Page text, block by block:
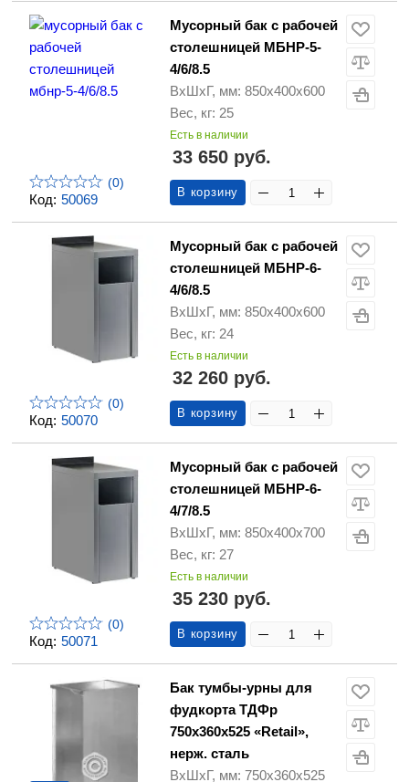
Код: 50069
(0)
Мусорный бак с рабочей
столешницей МБНР-5-
4/6/8.5
ВхШхГ, мм: 850х400х600
Вес, кг: 25
Есть в наличии
33 650 руб.
В корзину
Код: 50070
(0)
Мусорный бак с рабочей
столешницей МБНР-6-
4/6/8.5
ВхШхГ, мм: 850х400х600
Вес, кг: 24
Есть в наличии
32 260 руб.
В корзину
Код: 50071
(0)
Мусорный бак с рабочей
столешницей МБНР-6-
4/7/8.5
ВхШхГ, мм: 850х400х700
Вес, кг: 27
Есть в наличии
35 230 руб.
В корзину
Бак тумбы-урны для
фудкорта ТДФр
750х360х525 «Retail»,
нерж. сталь
ВхШхГ, мм: 750х360х525